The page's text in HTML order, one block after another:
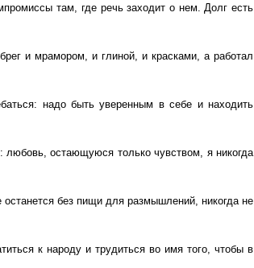
там, где речь заходит о нем. Долг есть
и мрамором, и глиной, и красками, а работал
надо быть уверенным в себе и находить
остающуюся только чувством, я никогда
останется без пищи для размышлений, никогда не
к народу и трудиться во имя того, чтобы в